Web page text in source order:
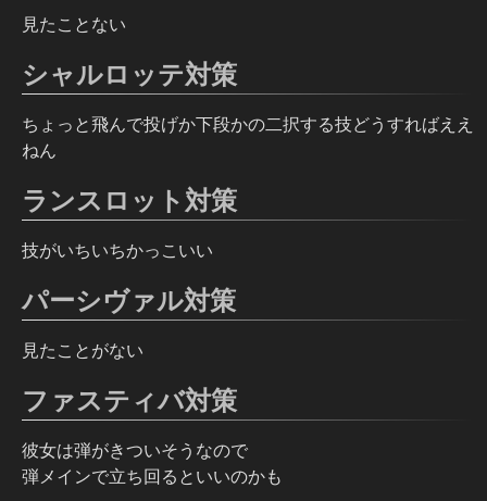
見たことない
シャルロッテ対策
ちょっと飛んで投げか下段かの二択する技どうすればええ
ねん
ランスロット対策
技がいちいちかっこいい
パーシヴァル対策
見たことがない
ファスティバ対策
彼女は弾がきついそうなので
弾メインで立ち回るといいのかも